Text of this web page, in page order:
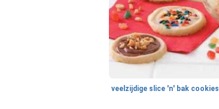
veelzijdige slice 'n' bak cookies